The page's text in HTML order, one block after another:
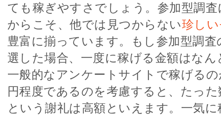
ても稼ぎやすさでしょう。参加型調
からこそ、他では見つからない珍し
豊富に揃っています。もし参加型調
選した場合、一度に稼げる金額はなん
一般的なアンケートサイトで稼げる
円程度であるのを考慮すると、たっ
という謝礼は高額といえます。一気